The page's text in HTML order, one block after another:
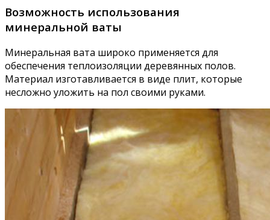
Возможность использования
минеральной ваты
Минеральная вата широко применяется для
обеспечения теплоизоляции деревянных полов.
Материал изготавливается в виде плит, которые
несложно уложить на пол своими руками.